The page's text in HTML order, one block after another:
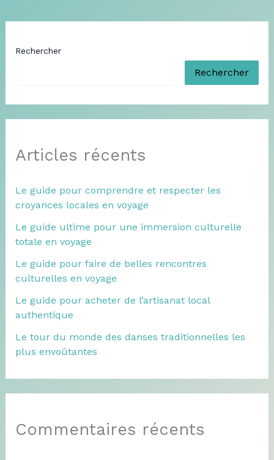
Rechercher
Rechercher
Articles récents
Le guide pour comprendre et respecter les
croyances locales en voyage
Le guide ultime pour une immersion culturelle
totale en voyage
Le guide pour faire de belles rencontres
culturelles en voyage
Le guide pour acheter de l’artisanat local
authentique
Le tour du monde des danses traditionnelles les
plus envoûtantes
Commentaires récents